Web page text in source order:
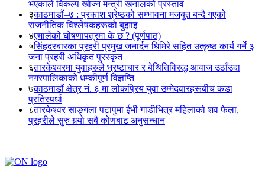
भएकाले विकल्प खोज्न मन्त्री खनालको प्रस्ताव
३काठमाडौं–७ : प्रकाश श्रेष्ठको सम्भावना मजबुत बन्दै गएको
राजनीतिक विश्लेषकहरूको बुझाइ
४एमालेको घोषणापत्रमा के छ ? (पूर्णपाठ)
५सिंहदरबारका प्रहरी प्रमुख जनार्दन घिमिरे सहित उत्कृष्ठ कार्य गर्ने ३
जना प्रहरी अधिकृत पुरस्कृत
६तारकेश्वरमा युवाहरुले भ्रष्टाचार र बेथितिविरुद्ध आवाज उठाँउदा
नगरपालिकाको धम्कीपूर्ण विज्ञप्ति
७काठमाडौं क्षेत्र नं. ६ मा लोकप्रिय युवा उम्मेदवारहरूबीच कडा
प्रतिस्पर्धा
८तारकेश्वर साङ्गला पटापुमा ईभी गाडीभित्र महिलाको शव फेला,
प्रहरीले सुरु गर्‍यो सबै कोणबाट अनुसन्धान